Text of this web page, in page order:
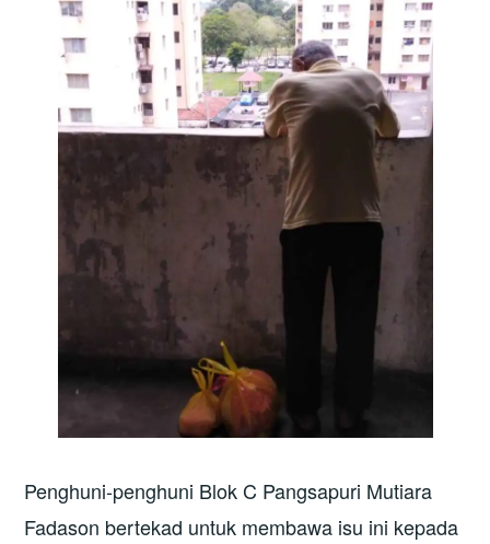
Penghuni-penghuni Blok C Pangsapuri Mutiara
Fadason bertekad untuk membawa isu ini kepada